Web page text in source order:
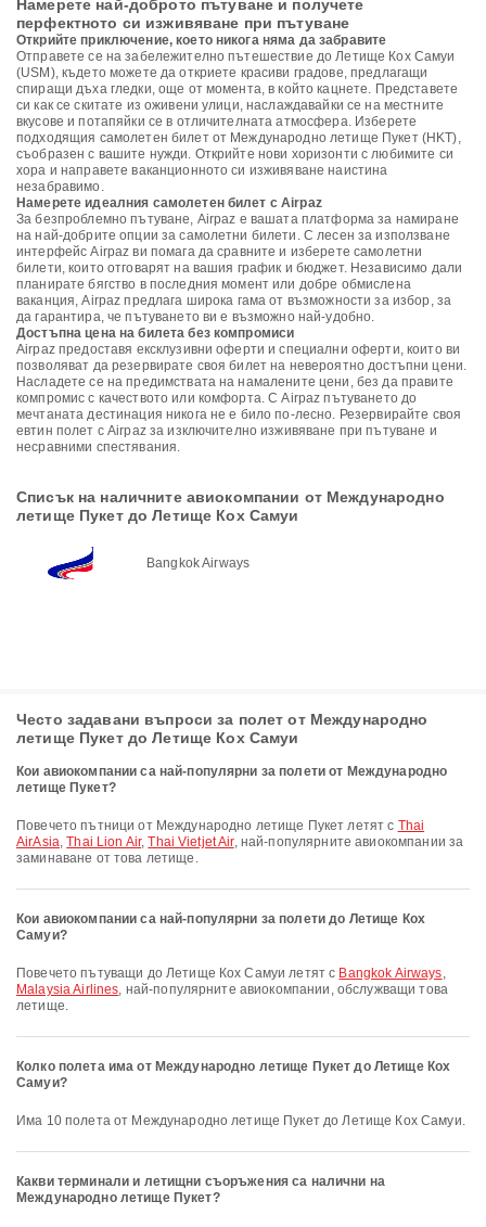
Намерете най-доброто пътуване и получете
перфектното си изживяване при пътуване
Открийте приключение, което никога няма да забравите
Отправете се на забележително пътешествие до Летище Кох Самуи
(USM), където можете да откриете красиви градове, предлагащи
спиращи дъха гледки, още от момента, в който кацнете. Представете
си как се скитате из оживени улици, наслаждавайки се на местните
вкусове и потапяйки се в отличителната атмосфера. Изберете
подходящия самолетен билет от Международно летище Пукет (HKT),
съобразен с вашите нужди. Открийте нови хоризонти с любимите си
хора и направете ваканционното си изживяване наистина
незабравимо.
Намерете идеалния самолетен билет с Airpaz
За безпроблемно пътуване, Airpaz е вашата платформа за намиране
на най-добрите опции за самолетни билети. С лесен за използване
интерфейс Airpaz ви помага да сравните и изберете самолетни
билети, които отговарят на вашия график и бюджет. Независимо дали
планирате бягство в последния момент или добре обмислена
ваканция, Airpaz предлага широка гама от възможности за избор, за
да гарантира, че пътуването ви е възможно най-удобно.
Достъпна цена на билета без компромиси
Airpaz предоставя ексклузивни оферти и специални оферти, които ви
позволяват да резервирате своя билет на невероятно достъпни цени.
Насладете се на предимствата на намалените цени, без да правите
компромис с качеството или комфорта. С Airpaz пътуването до
мечтаната дестинация никога не е било по-лесно. Резервирайте своя
евтин полет с Airpaz за изключително изживяване при пътуване и
несравними спестявания.
Списък на наличните авиокомпании от Международно
летище Пукет до Летище Кох Самуи
Bangkok Airways
Често задавани въпроси за полет от Международно
летище Пукет до Летище Кох Самуи
Кои авиокомпании са най-популярни за полети от Международно
летище Пукет?
Повечето пътници от Международно летище Пукет летят с Thai
AirAsia,Thai Lion Air,Thai Vietjet Air, най-популярните авиокомпании за
заминаване от това летище.
Кои авиокомпании са най-популярни за полети до Летище Кох
Самуи?
Повечето пътуващи до Летище Кох Самуи летят с Bangkok Airways,
Malaysia Airlines, най-популярните авиокомпании, обслужващи това
летище.
Колко полета има от Международно летище Пукет до Летище Кох
Самуи?
Има 10 полета от Международно летище Пукет до Летище Кох Самуи.
Какви терминали и летищни съоръжения са налични на
Международно летище Пукет?